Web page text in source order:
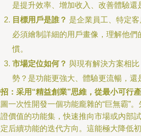
是提升效率、增加收入、改善體驗還
目標用戶是誰？ 是企業員工、特定
必須繪制詳細的用戶畫像，理解他們
慣。
市場定位如何？ 與現有解決方案相
勢？是功能更強大、體驗更流暢，還
：采用“精益創業”思維，從最小可行
一次性開發一個功能龐雜的“巨無霸”
價值的功能集，快速推向市場或內部
后續功能的迭代方向。這能極大降低